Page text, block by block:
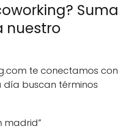
Suma
nuestro
te conectamos con
día buscan términos
madrid”